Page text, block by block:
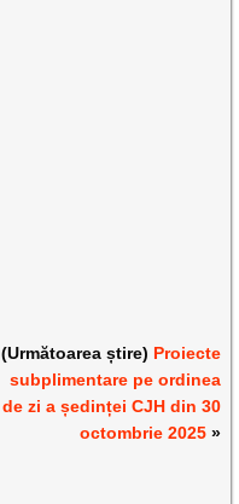
(Următoarea știre) Proiecte
subplimentare pe ordinea
de zi a ședinței CJH din 30
octombrie 2025»